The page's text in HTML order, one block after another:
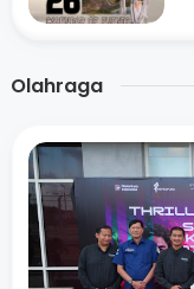
Olahraga